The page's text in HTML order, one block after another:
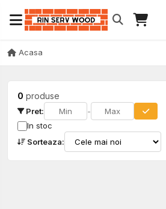
Acasa
0 produse
Pret:
-
In stoc
Sorteaza: